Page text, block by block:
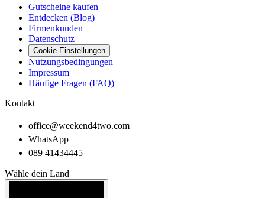
Gutscheine kaufen
Entdecken (Blog)
Firmenkunden
Datenschutz
Cookie-Einstellungen
Nutzungsbedingungen
Impressum
Häufige Fragen (FAQ)
Kontakt
office@weekend4two.com
WhatsApp
089 41434445
Wähle dein Land